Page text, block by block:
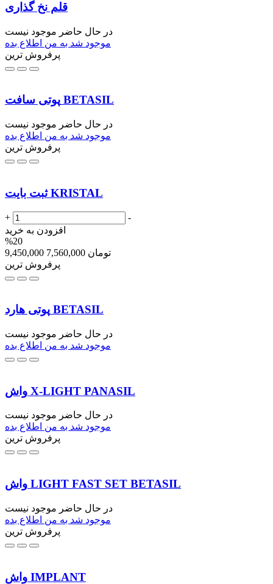
قلم نخ گذاری
در حال حاضر موجود نیست
موجود شد به من اطلاع بده
پرفروش ترین
پوتی سافت BETASIL
در حال حاضر موجود نیست
موجود شد به من اطلاع بده
پرفروش ترین
ثبت بایت KRISTAL
+
-
افزودن به خرید
%20
9,450,000 7,560,000 تومان
پرفروش ترین
پوتی هارد BETASIL
در حال حاضر موجود نیست
موجود شد به من اطلاع بده
واش X-LIGHT PANASIL
در حال حاضر موجود نیست
موجود شد به من اطلاع بده
پرفروش ترین
واش LIGHT FAST SET BETASIL
در حال حاضر موجود نیست
موجود شد به من اطلاع بده
پرفروش ترین
واش IMPLANT